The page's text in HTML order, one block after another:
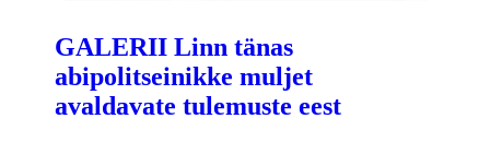
GALERII Linn tänas
abipolitseinikke muljet
avaldavate tulemuste eest